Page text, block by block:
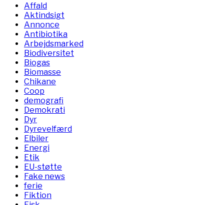
Affald
Aktindsigt
Annonce
Antibiotika
Arbejdsmarked
Biodiversitet
Biogas
Biomasse
Chikane
Coop
demografi
Demokrati
Dyr
Dyrevelfærd
Elbiler
Energi
Etik
EU-støtte
Fake news
ferie
Fiktion